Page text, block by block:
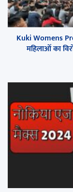
Kuki Womens
महिलाओं का